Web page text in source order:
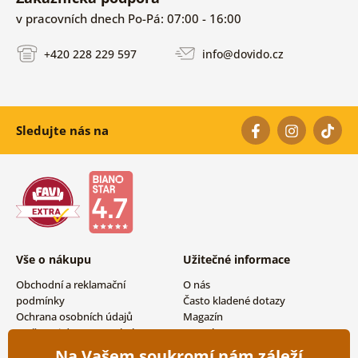
v pracovních dnech Po-Pá: 07:00 - 16:00
+420 228 229 597 info@dovido.cz
Sledujte nás na
Vše o nákupu
Obchodní a reklamační
podmínky
Ochrana osobních údajů
Možnosti dopravy a platby
Vrácení zboží
Užitečné informace
O nás
Často kladené dotazy
Magazín
Kontakty
Velkoobchodní spolupráce